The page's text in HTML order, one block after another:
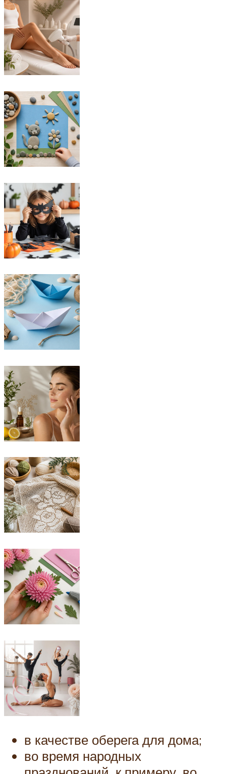
в качестве оберега для дома;
во время народных